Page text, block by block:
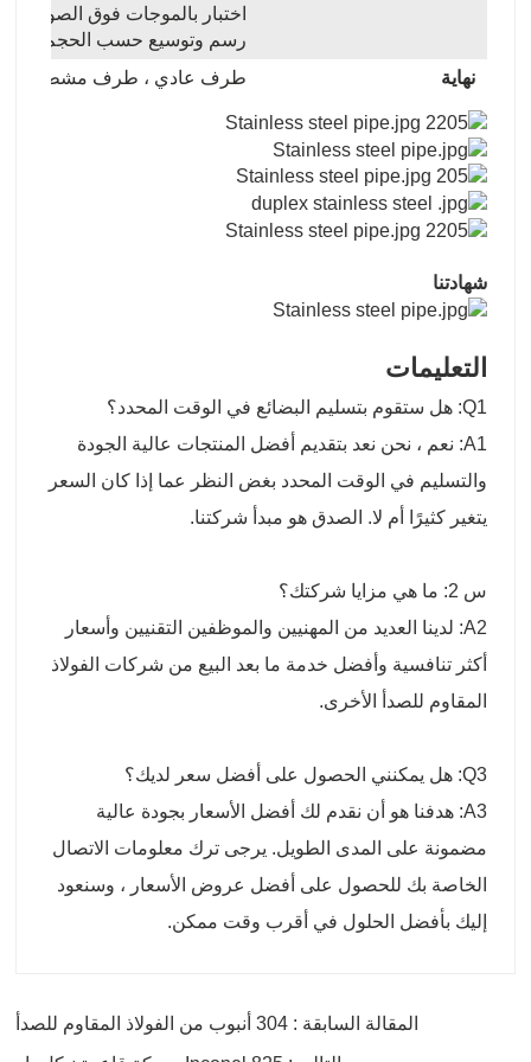
اختبار بالموجات فوق الصوتية
رسم وتوسيع حسب الحجم
نهاية
طرف عادي ، طرف مشطوف ، أنبوب
شهادتنا
التعليمات
Q1: هل ستقوم بتسليم البضائع في الوقت المحدد؟
A1: نعم ، نحن نعد بتقديم أفضل المنتجات عالية الجودة
والتسليم في الوقت المحدد بغض النظر عما إذا كان السعر
يتغير كثيرًا أم لا. الصدق هو مبدأ شركتنا.
س 2: ما هي مزايا شركتك؟
A2: لدينا العديد من المهنيين والموظفين التقنيين وأسعار
أكثر تنافسية وأفضل خدمة ما بعد البيع من شركات الفولاذ
المقاوم للصدأ الأخرى.
Q3: هل يمكنني الحصول على أفضل سعر لديك؟
A3: هدفنا هو أن نقدم لك أفضل الأسعار بجودة عالية
مضمونة على المدى الطويل. يرجى ترك معلومات الاتصال
الخاصة بك للحصول على أفضل عروض الأسعار ، وسنعود
إليك بأفضل الحلول في أقرب وقت ممكن.
المقالة السابقة : 304 أنبوب من الفولاذ المقاوم للصدأ